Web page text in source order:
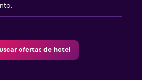
ofertas de hotel